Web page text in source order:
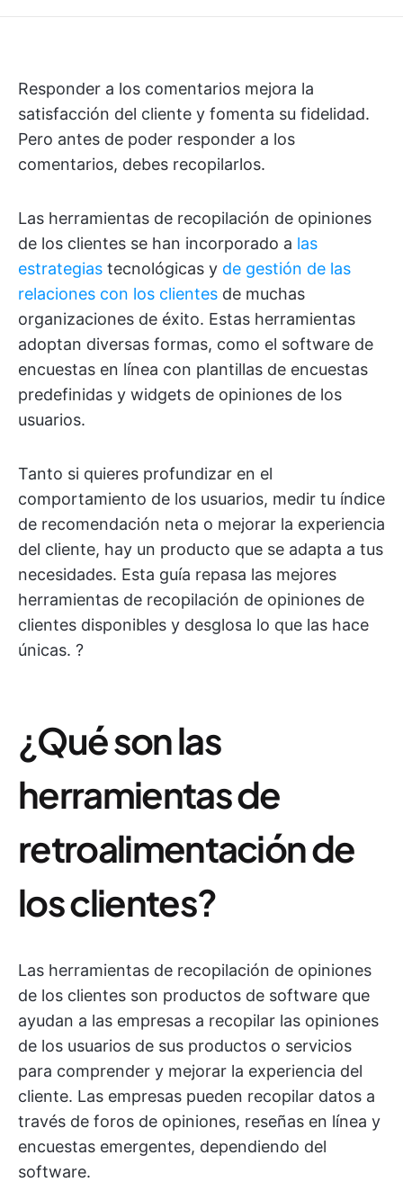
Responder a los comentarios mejora la
satisfacción del cliente y fomenta su fidelidad.
Pero antes de poder responder a los
comentarios, debes recopilarlos.
Las herramientas de recopilación de opiniones
de los clientes se han incorporado a las
estrategias tecnológicas y de gestión de las
relaciones con los clientes de muchas
organizaciones de éxito. Estas herramientas
adoptan diversas formas, como el software de
encuestas en línea con plantillas de encuestas
predefinidas y widgets de opiniones de los
usuarios.
Tanto si quieres profundizar en el
comportamiento de los usuarios, medir tu índice
de recomendación neta o mejorar la experiencia
del cliente, hay un producto que se adapta a tus
necesidades. Esta guía repasa las mejores
herramientas de recopilación de opiniones de
clientes disponibles y desglosa lo que las hace
únicas. ?️
¿Qué son las
herramientas de
retroalimentación de
los clientes?
Las herramientas de recopilación de opiniones
de los clientes son productos de software que
ayudan a las empresas a recopilar las opiniones
de los usuarios de sus productos o servicios
para comprender y mejorar la experiencia del
cliente. Las empresas pueden recopilar datos a
través de foros de opiniones, reseñas en línea y
encuestas emergentes, dependiendo del
software.